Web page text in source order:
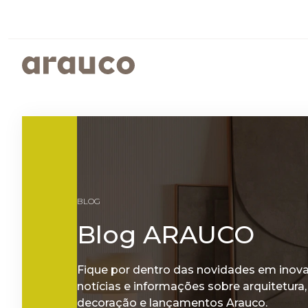
ARAUCO MELAMINA
ARAUCO COLOR
BLOG
Blog ARAUCO
Fique por dentro das novidades em
notícias e informações sobre arquitetura,
decoração e lançamentos Arauco.